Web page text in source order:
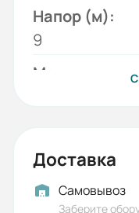
Напор (м):
9
Модель:
ESQ
Исполнение:
Доставка
Самовывоз
Заберите